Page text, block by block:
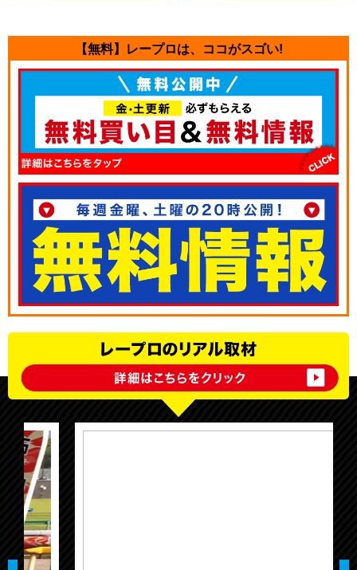
【無料】レープロは、ココがスゴい!